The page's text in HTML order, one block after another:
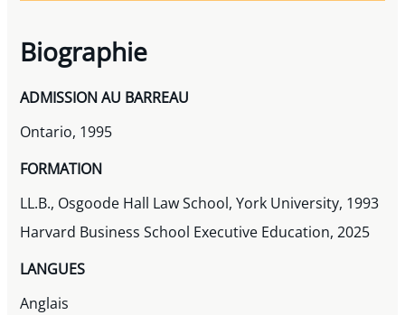
Biographie
ADMISSION AU BARREAU
Ontario, 1995
FORMATION
LL.B., Osgoode Hall Law School, York University, 1993
Harvard Business School Executive Education, 2025
LANGUES
Anglais